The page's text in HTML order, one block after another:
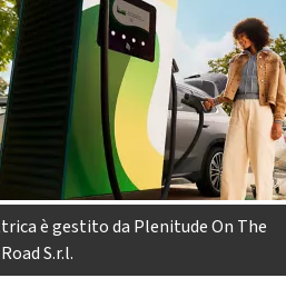
è gestito da Plenitude On The
Road S.r.l.